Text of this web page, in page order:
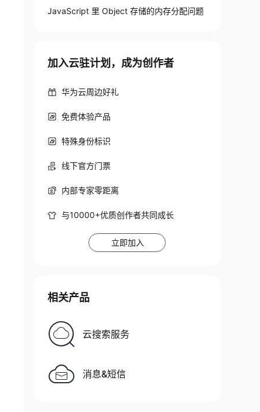
arrayOfBuffers .length * 10} MB`;
JavaScript 里 Object 存储的内存分配问题
加入云驻计划，成为创作者
华为云周边好礼
免费体验产品
特殊身份标识
线下官方门票
内部专家零距离
与10000+优质创作者共同成长
立即加入
相关产品
云搜索服务
消息&短信